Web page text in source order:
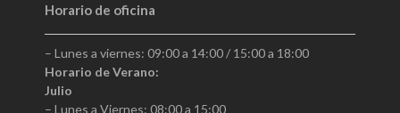
Horario de oficina
– Lunes a viernes: 09:00 a 14:00 / 15:00 a 18:00
Horario de Verano:
Julio
– Lunes a Viernes: 08:00 a 15:00